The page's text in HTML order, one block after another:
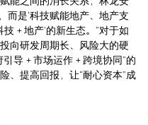
而是‘科技赋能地产、地产支
＋地产’的新生态。”对于如
向研发周期长、风险大的硬
导＋市场运作＋跨境协同”的
、提高回报，让“耐心资本”成